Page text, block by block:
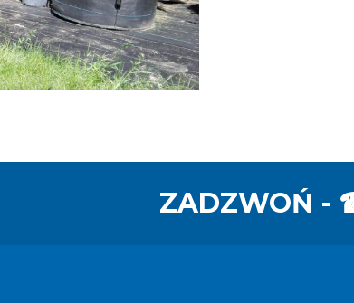
ZADZWOŃ -